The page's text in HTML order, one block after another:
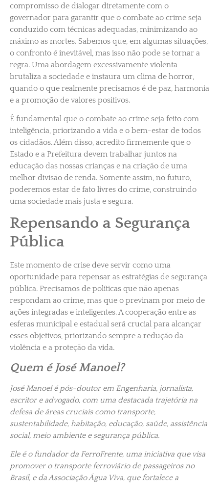
compromisso de dialogar diretamente com o
governador para garantir que o combate ao crime seja
conduzido com técnicas adequadas, minimizando ao
máximo as mortes. Sabemos que, em algumas situações,
o confronto é inevitável, mas isso não pode se tornar a
regra. Uma abordagem excessivamente violenta
brutaliza a sociedade e instaura um clima de horror,
quando o que realmente precisamos é de paz, harmonia
e a promoção de valores positivos.
É fundamental que o combate ao crime seja feito com
inteligência, priorizando a vida e o bem-estar de todos
os cidadãos. Além disso, acredito firmemente que o
Estado e a Prefeitura devem trabalhar juntos na
educação das nossas crianças e na criação de uma
melhor divisão de renda. Somente assim, no futuro,
poderemos estar de fato livres do crime, construindo
uma sociedade mais justa e segura.
Repensando a Segurança
Pública
Este momento de crise deve servir como uma
oportunidade para repensar as estratégias de segurança
pública. Precisamos de políticas que não apenas
respondam ao crime, mas que o previnam por meio de
ações integradas e inteligentes. A cooperação entre as
esferas municipal e estadual será crucial para alcançar
esses objetivos, priorizando sempre a redução da
violência e a proteção da vida.
Quem é José Manoel?
José Manoel é pós-doutor em Engenharia, jornalista,
escritor e advogado, com uma destacada trajetória na
defesa de áreas cruciais como transporte,
sustentabilidade, habitação, educação, saúde, assistência
social, meio ambiente e segurança pública.
Ele é o fundador da FerroFrente, uma iniciativa que visa
promover o transporte ferroviário de passageiros no
Brasil, e da Associação Água Viva, que fortalece a